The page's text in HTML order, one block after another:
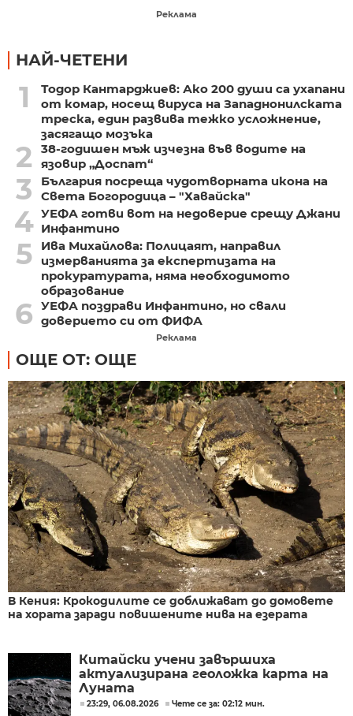
Реклама
НАЙ-ЧЕТЕНИ
1
Тодор Кантарджиев: Ако 200 души са ухапани
от комар, носещ вируса на Западнонилската
треска, един развива тежко усложнение,
засягащо мозъка
2
38-годишен мъж изчезна във водите на
язовир „Доспат“
3
България посреща чудотворната икона на
Света Богородица – "Хавайска"
4 УЕФА готви вот на недоверие срещу Джани
Инфантино
5
Ива Михайлова: Полицаят, направил
измерванията за експертизата на
прокуратурата, няма необходимото
образование
6 УЕФА поздрави Инфантино, но свали
доверието си от ФИФА
Реклама
ОЩЕ ОТ: ОЩЕ
В Кения: Крокодилите се доближават до домовете
на хората заради повишените нива на езерата
Китайски учени завършиха
актуализирана геоложка карта на
Луната
23:29, 06.08.2026 Чете се за: 02:12 мин.